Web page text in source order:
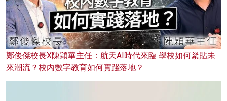
鄭俊傑校長X陳穎華主任：航天AI時代來臨 學校如何緊貼未
來潮流？校內數字教育如何實踐落地？